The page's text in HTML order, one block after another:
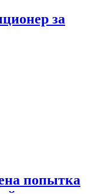
за
попытка